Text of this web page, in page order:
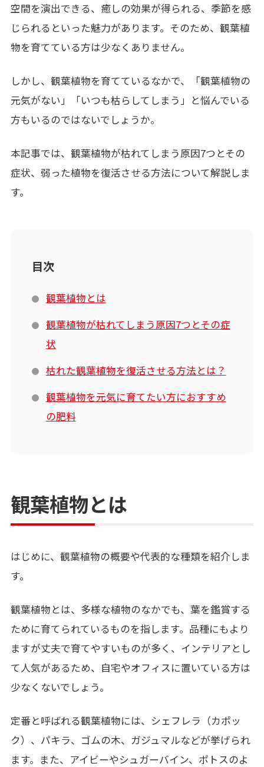
空間を演出できる、 癒しの効果が得られる、季節を感
じられる といった魅力があります。そのため、 観葉植
物を育てている方は少なくありません。
しかし、観葉植物を育てているなかで、「観葉植物の
元気がない」「いつも枯らしてしまう」と悩んでいる
方もいるのではないでしょうか。
本記事では、観葉植物が枯れてしまう原因7つとその
症状、弱った植物を復活させる方法について解説しま
す。
目次
観葉植物とは
観葉植物が枯れてしまう原因7つとその症
状
枯れた観葉植物を復活させる方法とは？
観葉植物を元気に育てたい方におすすめ
の肥料
観葉植物とは
はじめに、観葉植物の概要や代表的な種類を紹介しま
す。
観葉植物とは、多様な植物のなかでも、葉を鑑賞する
ために育てられているものを指します。品種にもより
ますが丈夫で育てやすいものが多く、インテリアとし
て人気があるため、自宅やオフィスに置いている方は
少なくないでしょう。
定番と呼ばれる観葉植物には、シェフレラ（カポッ
ク）、パキラ、ゴムの木、ガジュマルなどが挙げられ
ます。また、 アイビーやシュガーバイン、ポトスのよ